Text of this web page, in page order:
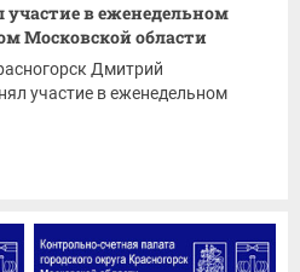
в еженедельном
Московской области
Дмитрий
участие в еженедельном